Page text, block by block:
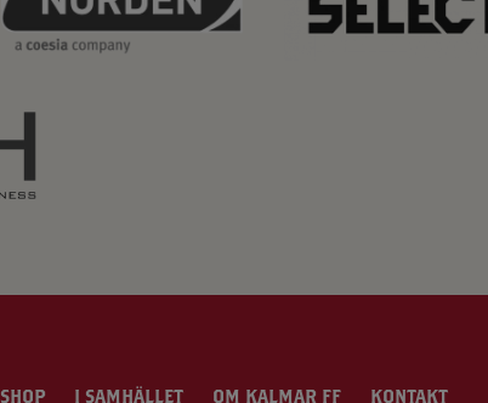
SHOP I SAMHÄLLET OM KALMAR FF KONTAKT